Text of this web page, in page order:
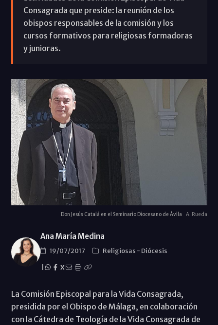
Consagrada que preside: la reunión de los
obispos responsables de la comisión y los
cursos formativos para religiosas formadoras
y junioras.
Don Jesús Catalá en el Seminario Diocesano de Ávila A. Rueda
Ana María Medina
19/07/2017 Religiosas - Diócesis
X
La Comisión Episcopal para la Vida Consagrada,
presidida por el Obispo de Málaga, en colaboración
con la Cátedra de Teología de la Vida Consagrada de